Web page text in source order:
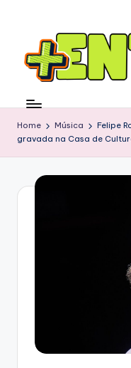
Home Música
Felipe
gravada na Casa de